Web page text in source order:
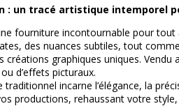
: un tracé artistique intemporel
fourniture incontournable pour
des nuances subtiles, tout
créations graphiques uniques.
d’effets picturaux.
incarne l’élégance, la
productions, rehaussant votre